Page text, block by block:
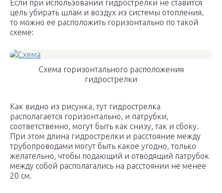
Если при использовании гидрострелки не ставится
цель убирать шлам и воздух из системы отопления,
то можно ее расположить горизонтально по такой
схеме:
Схема горизонтального расположения
гидрострелки
Как видно из рисунка, тут гидрострелка
располагается горизонтально, и патрубки,
соответственно, могут быть как снизу, так и сбоку.
При этом длина гидрострелки и расстояние между
трубопроводами могут быть какое угодно, только
желательно, чтобы подающий и отводящий патрубок
между собой располагались на расстоянии не менее
20 см.